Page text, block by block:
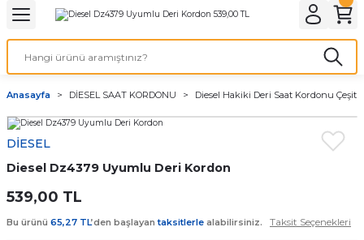
Geri Dön
& ELEKTİRİK AYDINLATMA & ELEKTRİK
Geri Dön
ve Cihaz Pilleri
ÇEŞİTLERİ
Geri Dön
Geri Dön
Kordon Çeşitleri
Kordonları
saat kordonu
Anasayfa DİESEL SAAT KORDONU Diesel Hakiki Deri Saat Kordonu
DİESEL
Diesel Dz4379 Uyumlu Deri Kordon
539,00 TL
Bu ürünü 65,27 TL’den başlayantaksitlerle alabilirsiniz. Taksit Seçenekleri